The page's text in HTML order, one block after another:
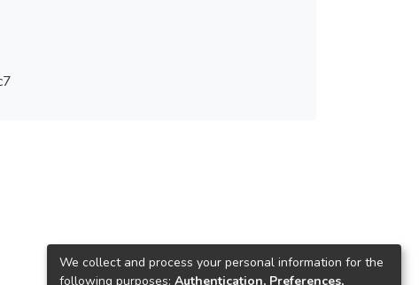
We collect and process your personal information for the
following purposes: Authentication, Preferences,